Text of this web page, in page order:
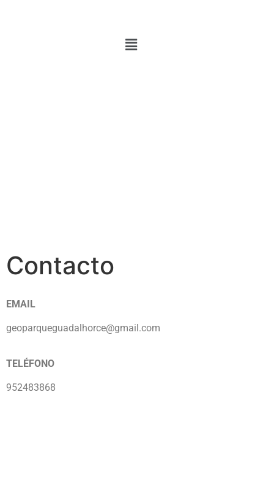
Contacto
EMAIL
geoparqueguadalhorce@gmail.com
TELÉFONO
952483868